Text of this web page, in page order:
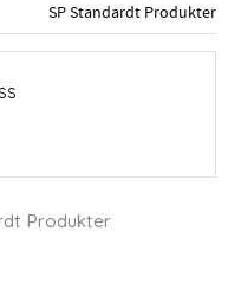
SP Standardt Produkter
Produkter